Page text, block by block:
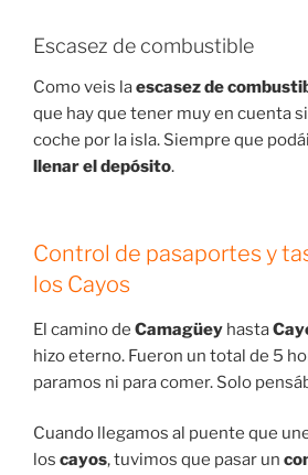
Escasez de combustible
Como veis laescasez de
que hay que tener muy en cuenta
coche por la isla. Siempre que
llenar el depósito.
Control de pasaportes y
los Cayos
El camino de Camagüey hasta
hizo eterno. Fueron un total de 5
paramos ni para comer. Solo
Cuando llegamos al puente que
los cayos, tuvimos que pasar un